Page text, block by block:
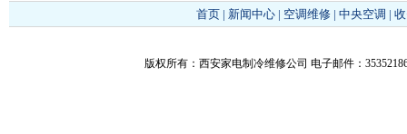
首页| 新闻中心| 空调维修| 中央空调 |
版权所有：西安家电制冷维修公司 电子邮件：